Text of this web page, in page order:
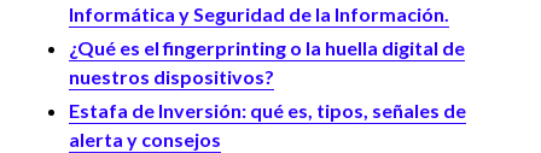
Informática y Seguridad de la Información.
¿Qué es el fingerprinting o la huella digital de
nuestros dispositivos?
Estafa de Inversión: qué es, tipos, señales de
alerta y consejos